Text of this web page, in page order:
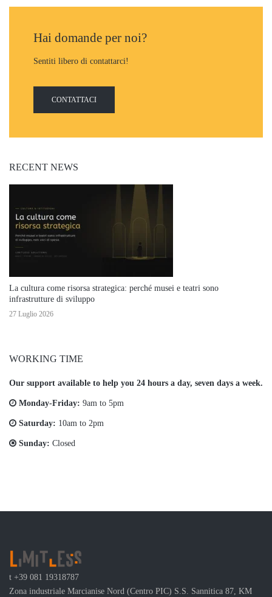
Hai domande per noi?
Sentiti libero di contattarci!
CONTATTACI
RECENT NEWS
La cultura come risorsa strategica: perché musei e teatri sono
infrastrutture di sviluppo
27 Luglio 2026
WORKING TIME
Our support available to help you 24 hours a day, seven days a week.
Monday-Friday: 9am to 5pm
Saturday: 10am to 2pm
Sunday: Closed
t +39 081 19318787
Zona industriale Marcianise Nord (Centro PIC) S.S. Sannitica 87, KM